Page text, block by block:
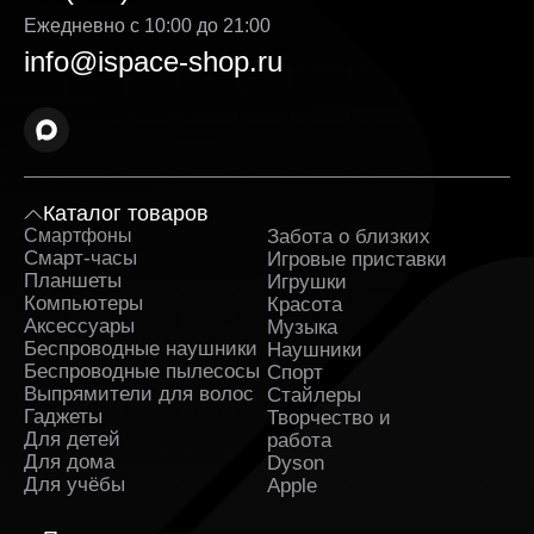
является окончательной — без навязанных услуг
чтобы каждая покупка была действительно
документы.
Оперативная доставка Samsung Galaxy Buds 3 в
Железногорске и полное сопровождение заказа.
Заявка обрабатывается сразу после
оформления и быстро передаётся в службу,
которая занимается доставкой. На каждом этапе
вы получаете уведомления и можете
отслеживать путь заказа.
Поддержка клиентов и бонусные предложения.
Служба поддержки работает ежедневно и
помогает решить любые вопросы до и после
покупки. Постоянным клиентам доступны
Ежедневно с 10:00 до 21:00
info@ispace-shop.ru
Каталог товаров
Смартфоны
Смарт-часы
Планшеты
Компьютеры
Аксессуары
Беспроводные наушники
Беспроводные пылесосы
Выпрямители для волос
Гаджеты
Для детей
Для дома
Для учёбы
Забота о близких
Игровые приставки
Игрушки
Красота
Музыка
Наушники
Спорт
Стайлеры
Творчество и
работа
Dyson
Apple